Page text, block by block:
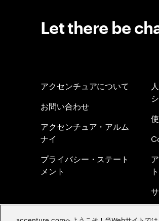
Let there be
アクセンチュアについて
お問い合わせ
アクセンチュア・アルム
ナイ
プライバシー・ステート
メント
accenture.comへようこそ！当Webサイトでは